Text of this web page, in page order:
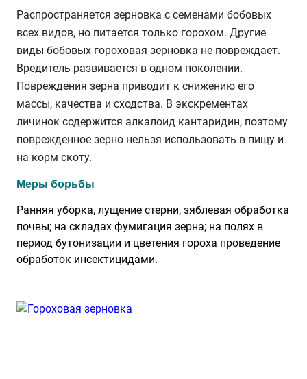
Распространяется зерновка с семенами бобовых
всех видов, но питается только горохом. Другие
виды бобовых гороховая зерновка не повреждает.
Вредитель развивается в одном поколении.
Повреждения зерна приводит к снижению его
массы, качества и сходства. В экскрементах
личинок содержится алкалоид кантаридин, поэтому
поврежденное зерно нельзя использовать в пищу и
на корм скоту.
Меры борьбы
Ранняя уборка, лущение стерни, зяблевая обработка
почвы; на складах фумигация зерна; на полях в
период бутонизации и цветения гороха проведение
обработок инсектицидами.